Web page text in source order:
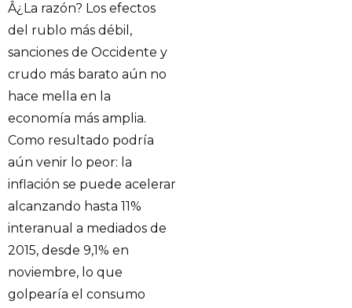
Â¿La razón? Los efectos
del rublo más débil,
sanciones de Occidente y
crudo más barato aún no
hace mella en la
economía más amplia.
Como resultado podría
aún venir lo peor: la
inflación se puede acelerar
alcanzando hasta 11%
interanual a mediados de
2015, desde 9,1% en
noviembre, lo que
golpearía el consumo